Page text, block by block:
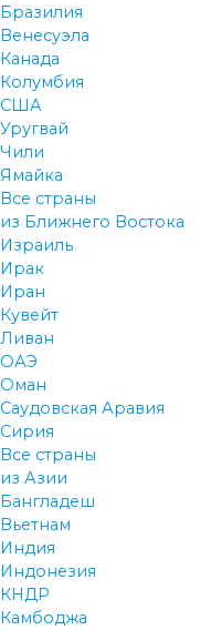
Бразилия
Венесуэла
Канада
Колумбия
США
Уругвай
Чили
Ямайка
Все страны
из Ближнего Востока
Израиль
Ирак
Иран
Кувейт
Ливан
ОАЭ
Оман
Саудовская Аравия
Сирия
Все страны
из Азии
Бангладеш
Вьетнам
Индия
Индонезия
КНДР
Камбоджа